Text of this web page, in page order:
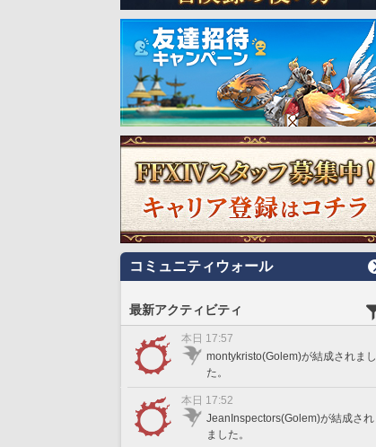
コミュニティウォール
最新アクティビティ
本日 17:57
montykristo(Golem)が結成されまし
た。
本日 17:52
JeanInspectors(Golem)が結成され
ました。